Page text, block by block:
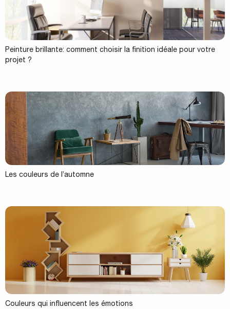
Peinture brillante: comment choisir la finition idéale pour votre
projet ?
Les couleurs de l’automne
Couleurs qui influencent les émotions